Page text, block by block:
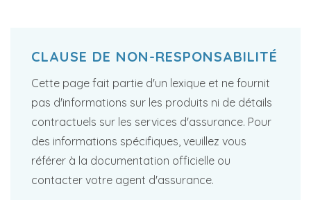
CLAUSE DE NON-RESPONSABILITÉ
Cette page fait partie d'un lexique et ne fournit
pas d'informations sur les produits ni de détails
contractuels sur les services d'assurance. Pour
des informations spécifiques, veuillez vous
référer à la documentation officielle ou
contacter votre agent d'assurance.